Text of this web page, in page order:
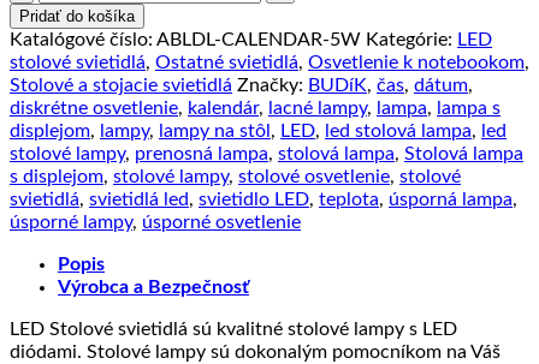
LED
Stolová
lampa
s
displejom
(kalendár,
dátum,
čas,
teplota),
5W,
biela
|
Pridať do košíka
Katalógové číslo: ABLDL-CALENDAR-5W Kategórie: LED
stolové svietidlá, Ostatné svietidlá, Osvetlenie k notebookom,
Stolové a stojacie svietidlá Značky: BUDíK, čas, dátum,
diskrétne osvetlenie, kalendár, lacné lampy, lampa, lampa s
displejom, lampy, lampy na stôl , LED, led stolová lampa, led
stolové lampy, prenosná lampa, stolová lampa, Stolová lampa
s displejom, stolové lampy, stolové osvetlenie, stolové
svietidlá, svietidlá led, svietidlo LED, teplota, úsporná lampa,
úsporné lampy, úsporné osvetlenie
Popis
Výrobca a Bezpečnosť
LED Stolové svietidlá sú kvalitné stolové lampy s LED
diódami. Stolové lampy sú dokonalým pomocníkom na Váš